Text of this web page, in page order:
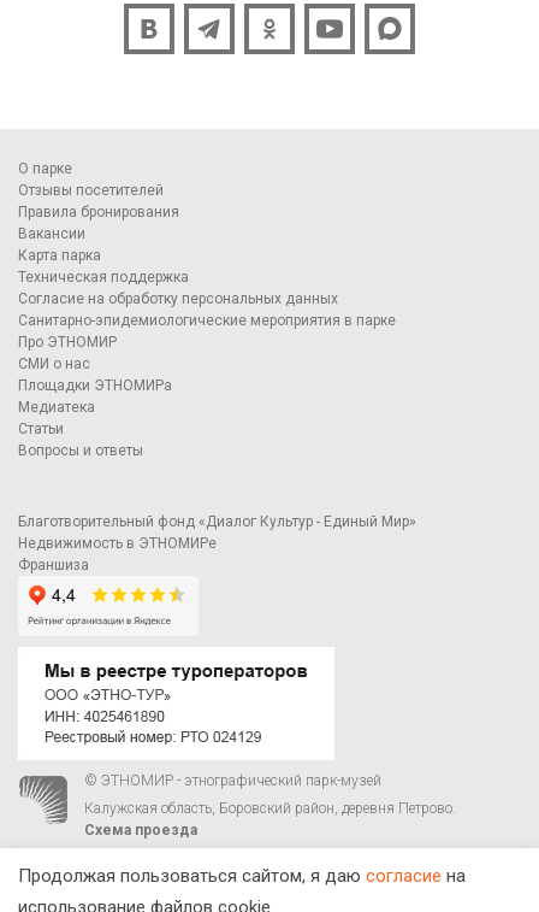
О парке
Отзывы посетителей
Правила бронирования
Вакансии
Карта парка
Техническая поддержка
Согласие на обработку персональных данных
Санитарно-эпидемиологические мероприятия в парке
Про ЭТНОМИР
СМИ о нас
Площадки ЭТНОМИРа
Медиатека
Статьи
Вопросы и ответы
Благотворительный фонд «Диалог Культур - Единый Мир»
Недвижимость в ЭТНОМИРе
Франшиза
© ЭТНОМИР - этнографический парк-музей
Калужская область, Боровский район, деревня Петрово.
Схема проезда
Продолжая пользоваться сайтом, я даю согласие на
использование файлов cookie.